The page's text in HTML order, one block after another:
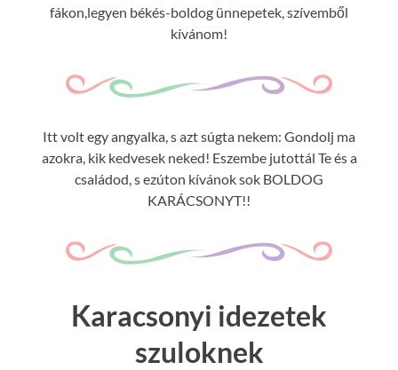
fákon,legyen békés-boldog ünnepetek, szívemből
kívánom!
Itt volt egy angyalka, s azt súgta nekem: Gondolj ma
azokra, kik kedvesek neked! Eszembe jutottál Te és a
családod, s ezúton kívánok sok BOLDOG
KARÁCSONYT!!
Karacsonyi idezetek
szuloknek